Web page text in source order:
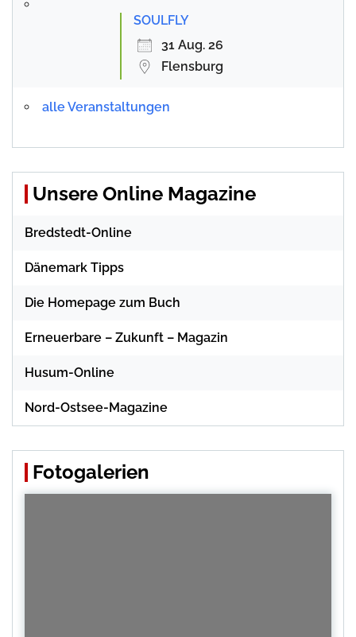
SOULFLY
31 Aug. 26
Flensburg
alle Veranstaltungen
Unsere Online Magazine
Bredstedt-Online
Dänemark Tipps
Die Homepage zum Buch
Erneuerbare – Zukunft – Magazin
Husum-Online
Nord-Ostsee-Magazine
Fotogalerien